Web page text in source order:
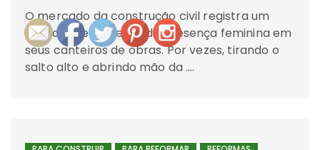
O mercado da construção civil registra um
grande crescimento da presença feminina em
seus canteiros de obras. Por vezes, tirando o
salto alto e abrindo mão da ….